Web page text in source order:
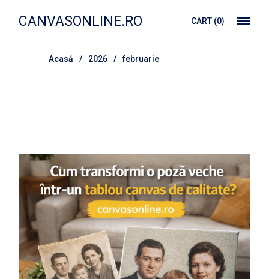
conținutCANVASONLINE.RO CART (0)
Acasă 2026 februarie